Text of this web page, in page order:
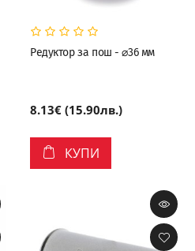
Редуктор за пош - ⌀36 мм
8.13€ (15.90лв.)
КУПИ